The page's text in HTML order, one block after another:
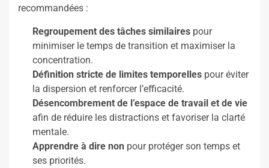
recommandées :
Regroupement des tâches similaires pour
minimiser le temps de transition et maximiser la
concentration.
Définition stricte de limites temporelles pour éviter
la dispersion et renforcer l’efficacité.
Désencombrement de l’espace de travail et de vie
afin de réduire les distractions et favoriser la clarté
mentale.
Apprendre à dire non pour protéger son temps et
ses priorités.